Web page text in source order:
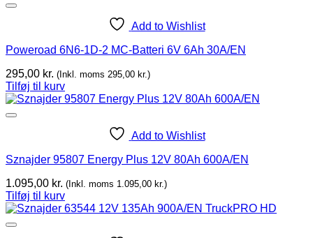
Add to Wishlist
Poweroad 6N6-1D-2 MC-Batteri 6V 6Ah 30A/EN
295,00 kr. (Inkl. moms 295,00 kr.)
Tilføj til kurv
Add to Wishlist
Sznajder 95807 Energy Plus 12V 80Ah 600A/EN
1.095,00 kr. (Inkl. moms 1.095,00 kr.)
Tilføj til kurv